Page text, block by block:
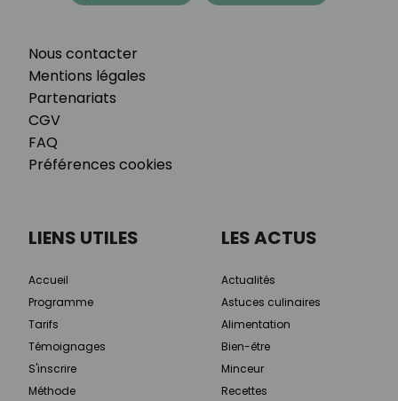
Nous contacter
Mentions légales
Partenariats
CGV
FAQ
Préférences cookies
LIENS UTILES
Accueil
Programme
Tarifs
Témoignages
S'inscrire
Méthode
LES ACTUS
Actualités
Astuces culinaires
Alimentation
Bien-être
Minceur
Recettes